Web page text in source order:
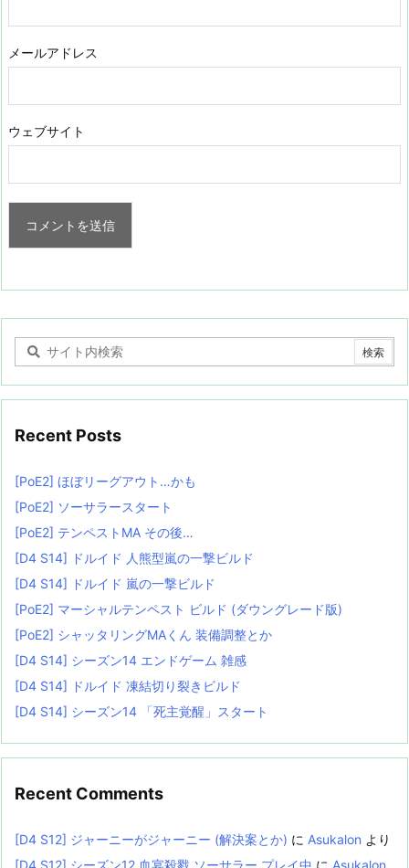
メールアドレス
ウェブサイト
Recent Posts
[PoE2] ほぼリーグアウト…かも
[PoE2] ソーサラースタート
[PoE2] テンペストMA その後…
[D4 S14] ドルイド 人熊型嵐の一撃ビルド
[D4 S14] ドルイド 嵐の一撃ビルド
[PoE2] マーシャルテンペスト ビルド (ダウングレード版)
[PoE2] シャッタリングMAくん 装備調整とか
[D4 S14] シーズン14 エンドゲーム 雑感
[D4 S14] ドルイド 凍結切り裂きビルド
[D4 S14] シーズン14 「死主覚醒」スタート
Recent Comments
[D4 S12] ジャーニーがジャーニー (解決案とか) に Asukalon より